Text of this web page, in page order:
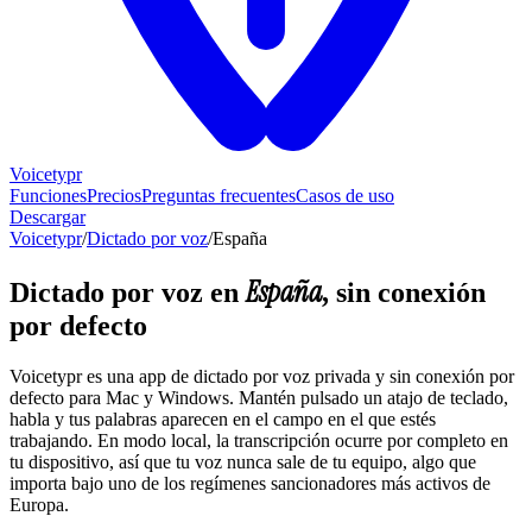
Voicetypr
FuncionesPreciosPreguntas frecuentesCasos de uso
Descargar
Voicetypr/Dictado por voz/España
Dictado por voz enEspaña, sin conexión
por defecto
Voicetypr es una app de dictado por voz privada y sin conexión por
defecto para Mac y Windows. Mantén pulsado un atajo de teclado,
habla y tus palabras aparecen en el campo en el que estés
trabajando. En modo local, la transcripción ocurre por completo en
tu dispositivo, así que tu voz nunca sale de tu equipo, algo que
importa bajo uno de los regímenes sancionadores más activos de
Europa.